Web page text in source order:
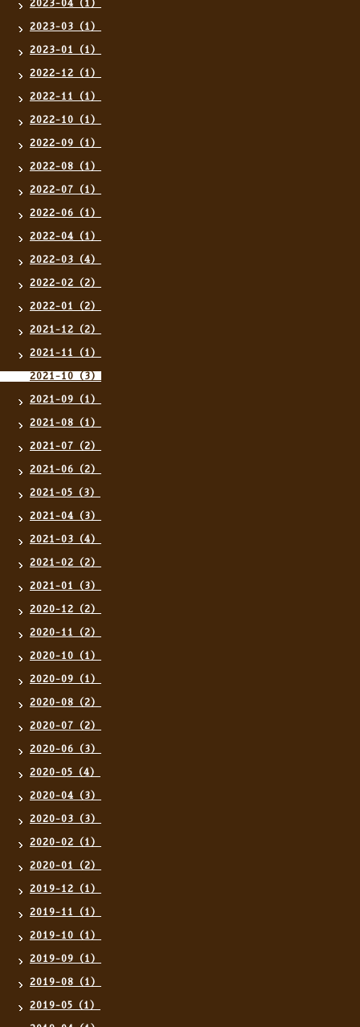
2023-04（1）
2023-03（1）
2023-01（1）
2022-12（1）
2022-11（1）
2022-10（1）
2022-09（1）
2022-08（1）
2022-07（1）
2022-06（1）
2022-04（1）
2022-03（4）
2022-02（2）
2022-01（2）
2021-12（2）
2021-11（1）
2021-10（3）
2021-09（1）
2021-08（1）
2021-07（2）
2021-06（2）
2021-05（3）
2021-04（3）
2021-03（4）
2021-02（2）
2021-01（3）
2020-12（2）
2020-11（2）
2020-10（1）
2020-09（1）
2020-08（2）
2020-07（2）
2020-06（3）
2020-05（4）
2020-04（3）
2020-03（3）
2020-02（1）
2020-01（2）
2019-12（1）
2019-11（1）
2019-10（1）
2019-09（1）
2019-08（1）
2019-05（1）